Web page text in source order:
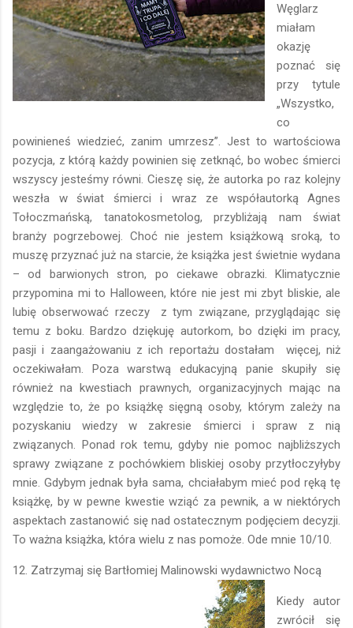
Węglarz
miałam
okazję
poznać się
przy tytule
„Wszystko,
co
powinieneś wiedzieć, zanim umrzesz”. Jest to wartościowa
pozycja, z którą każdy powinien się zetknąć, bo wobec śmierci
wszyscy jesteśmy równi. Cieszę się, że autorka po raz kolejny
weszła w świat śmierci i wraz ze współautorką Agnes
Tołoczmańską, tanatokosmetolog, przybliżają nam świat
branży pogrzebowej. Choć nie jestem książkową sroką, to
muszę przyznać już na starcie, że książka jest świetnie wydana
– od barwionych stron, po ciekawe obrazki. Klimatycznie
przypomina mi to Halloween, które nie jest mi zbyt bliskie, ale
lubię obserwować rzeczy
z tym związane, przyglądając się
temu z boku. Bardzo dziękuję autorkom, bo dzięki im pracy,
pasji i zaangażowaniu z ich reportażu dostałam
więcej, niż
oczekiwałam. Poza warstwą edukacyjną panie skupiły się
również na kwestiach prawnych, organizacyjnych mając na
względzie to, że po książkę sięgną osoby, którym zależy na
pozyskaniu wiedzy w zakresie śmierci i spraw z nią
związanych. Ponad rok temu, gdyby nie pomoc najbliższych
sprawy związane z pochówkiem bliskiej osoby przytłoczyłyby
mnie. Gdybym jednak była sama, chciałabym mieć pod ręką tę
książkę, by w pewne kwestie wziąć za pewnik, a w niektórych
aspektach zastanowić się nad ostatecznym podjęciem decyzji.
To ważna książka, która wielu z nas pomoże. Ode mnie 10/10.
12. Zatrzymaj się Bartłomiej Malinowski wydawnictwo Nocą
Kiedy autor
zwrócił się